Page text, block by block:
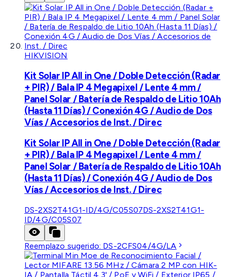
HIKVISION
Kit Solar IP All in One / Doble Detección (Radar
+ PIR) / Bala IP 4 Megapixel / Lente 4 mm /
Panel Solar / Batería de Respaldo de Litio 10Ah
(Hasta 11 Días) / Conexión 4G / Audio de Dos
Vías / Accesorios de Inst. / Direc
Kit Solar IP All in One / Doble Detección (Radar
+ PIR) / Bala IP 4 Megapixel / Lente 4 mm /
Panel Solar / Batería de Respaldo de Litio 10Ah
(Hasta 11 Días) / Conexión 4G / Audio de Dos
Vías / Accesorios de Inst. / Direc
DS-2XS2T41G1-ID/4G/C05S07DS-2XS2T41G1-
ID/4G/C05S07
Reemplazo sugerido: DS-2CFS04/4G/LA